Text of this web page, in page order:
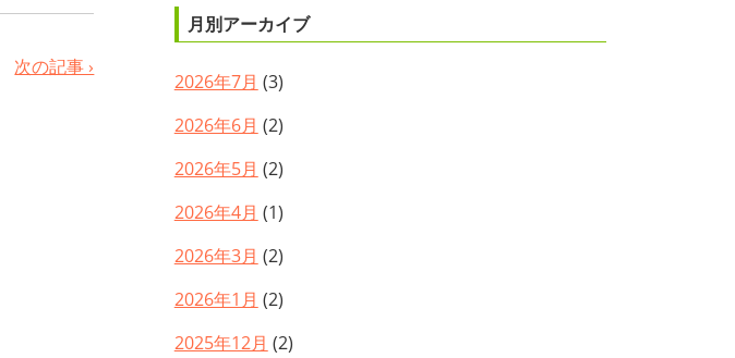
次の記事 ›
月別アーカイブ
2026年7月 (3)
2026年6月 (2)
2026年5月 (2)
2026年4月 (1)
2026年3月 (2)
2026年1月 (2)
2025年12月 (2)